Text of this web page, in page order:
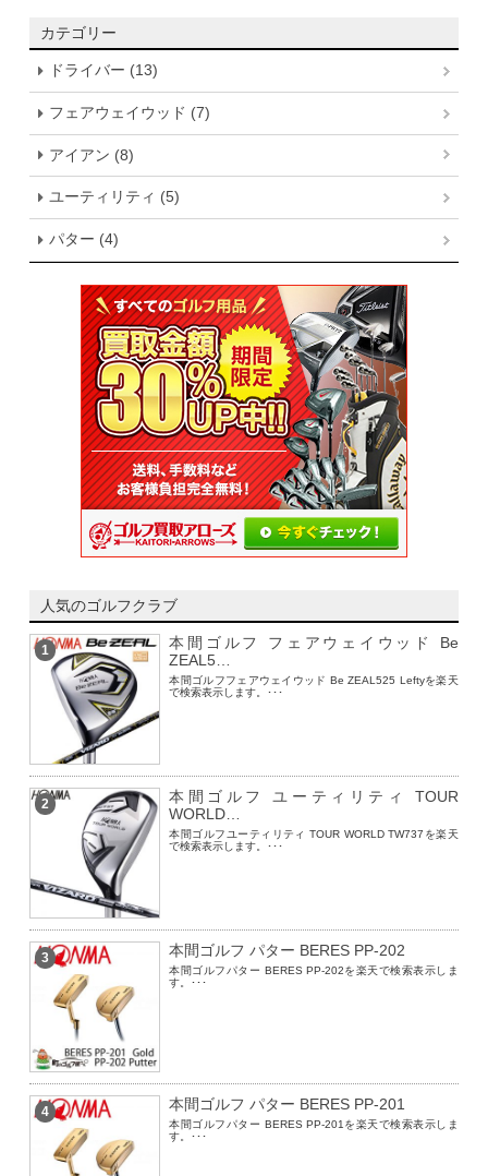
カテゴリー
ドライバー (13)
フェアウェイウッド (7)
アイアン (8)
ユーティリティ (5)
パター (4)
人気のゴルフクラブ
1
本間ゴルフ フェアウェイウッド Be
ZEAL5…
本間ゴルフフェアウェイウッド Be ZEAL525 Leftyを楽天
で検索表示します。･･･
2
本間ゴルフ ユーティリティ TOUR
WORLD…
本間ゴルフユーティリティ TOUR WORLD TW737を楽天
で検索表示します。･･･
3 本間ゴルフ パター BERES PP-202
本間ゴルフパター BERES PP-202を楽天で検索表示しま
す。･･･
4 本間ゴルフ パター BERES PP-201
本間ゴルフパター BERES PP-201を楽天で検索表示しま
す。･･･